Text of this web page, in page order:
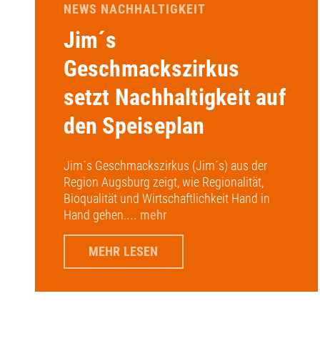
NEWS NACHHALTIGKEIT
Jim´s
Geschmackszirkus
setzt Nachhaltigkeit auf
den Speiseplan
Jim´s Geschmackszirkus (Jim´s) aus der
Region Augsburg zeigt, wie Regionalität,
Bioqualität und Wirtschaftlichkeit Hand in
Hand gehen.... mehr
MEHR LESEN